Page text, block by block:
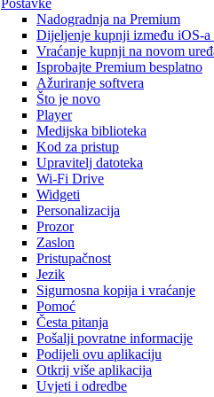
Postavke
Nadogradnja na Premium
Dijeljenje kupnji između iOS-a
Vraćanje kupnji na novom
Isprobajte Premium besplatno
Ažuriranje softvera
Što je novo
Player
Medijska biblioteka
Kod za pristup
Upravitelj datoteka
Wi-Fi Drive
Widgeti
Personalizacija
Prozor
Zaslon
Pristupačnost
Jezik
Sigurnosna kopija i vraćanje
Pomoć
Česta pitanja
Pošalji povratne informacije
Podijeli ovu aplikaciju
Otkrij više aplikacija
Uvjeti i odredbe